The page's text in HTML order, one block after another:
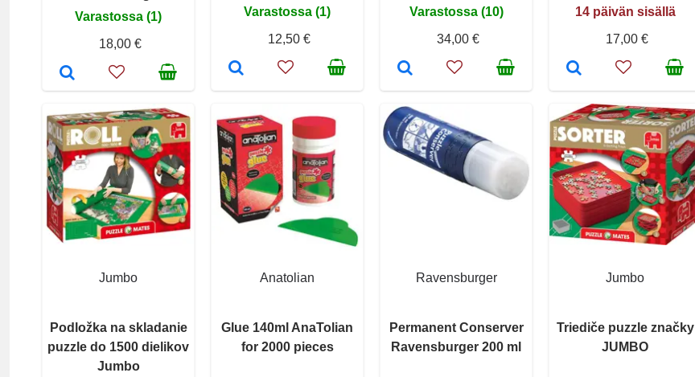
Varastossa (1)
18,00 €
Varastossa (1)
12,50 €
Varastossa (10)
34,00 €
14 päivän sisällä
17,00 €
Jumbo
Podložka na skladanie
puzzle do 1500 dielikov
Jumbo
Anatolian
Glue 140ml AnaTolian
for 2000 pieces
Ravensburger
Permanent Conserver
Ravensburger 200 ml
Jumbo
Triediče puzzle značky
JUMBO